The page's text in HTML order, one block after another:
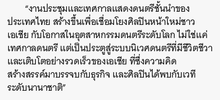
“งานประชุมและเทศกาลแสดงดนตรีชั้นนำของ
ประเทศไทย สร้างขึ้นเพื่อเชื่อมโยงศิลปินหน้าใหม่ชาว
เอเชีย กับโอกาสในอุตสาหกรรมดนตรีระดับโลก ไม่ใช่แค่
เทศกาลดนตรี แต่เป็นประตูสู่ระบบนิเวศดนตรีที่มีชีวิตชีวา
และเติบโตอย่างรวดเร็วของเอเชีย ที่ซึ่งความคิด
สร้างสรรค์มาบรรจบกับธุรกิจ และศิลปินได้พบกับเวที
ระดับนานาชาติ”